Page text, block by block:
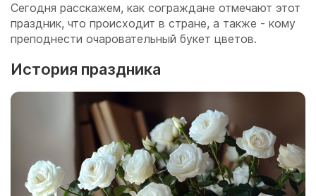
Сегодня расскажем, как сограждане отмечают этот
праздник, что происходит в стране, а также - кому
преподнести очаровательный букет цветов.
История праздника